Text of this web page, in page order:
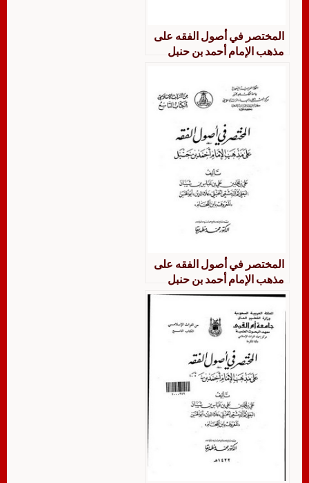
المختصر في أصول الفقه على
مذهب الإمام أحمد بن حنبل
المختصر في أصول الفقه على
مذهب الإمام أحمد بن حنبل